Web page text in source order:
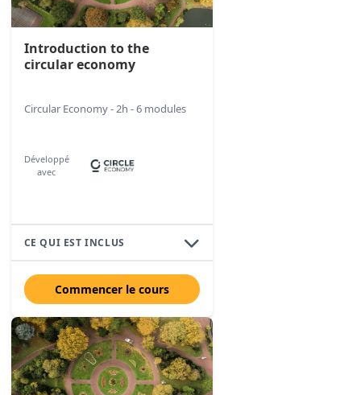
Introduction to the
circular economy
Circular Economy - 2h - 6 modules
Développé
avec
CE QUI EST INCLUS
Commencer le cours